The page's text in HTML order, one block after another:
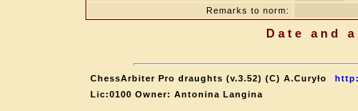
Remarks to norm:
Date and
ChessArbiter Pro draughts (v.3.52) (C) A.Curyło
Lic:0100 Owner: Antonina Langina